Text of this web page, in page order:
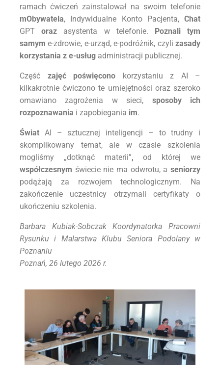
ramach ćwiczeń zainstalował na swoim telefonie
mObywatela, Indywidualne Konto Pacjenta, Chat
GPToraz asystenta w telefonie.
Poznali tym
samym e-zdrowie, e-urząd, e-podróżnik, czyli zasady
korzystania z e-usług administracji publicznej.
Część zajęć poświęcono korzystaniu z AI –
kilkakrotnie ćwiczono te umiejętności oraz szeroko
omawiano zagrożenia w sieci, sposoby ich
rozpoznawania i zapobiegania im.
Świat AI – sztucznej inteligencji – to trudny i
skomplikowany temat, ale w czasie szkolenia
mogliśmy „dotknąć materii”, od której we
współczesnym świecie nie ma odwrotu, a seniorzy
podążają za rozwojem technologicznym. Na
zakończenie uczestnicy otrzymali certyfikaty o
ukończeniu szkolenia.
Barbara Kubiak-Sobczak Koordynatorka Pracowni
Rysunku i Malarstwa Klubu Seniora Podolany w
Poznaniu
Poznań, 26 lutego 2026 r.